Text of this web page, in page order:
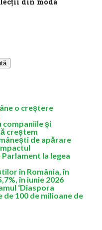
din moda
o creștere
companiile și
creștem
de apărare
la legea
în România, în
în iunie 2026
‘Diaspora
de 100 de milioane de